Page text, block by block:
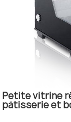
Petite vitrine
pâtisserie et